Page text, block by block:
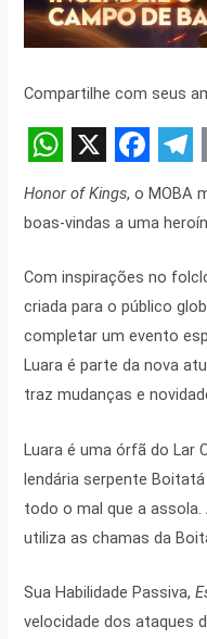
Compartilhe com seus
W
h
t
s
A
p
X F
a
e
b
o
o
T
e
e
g
r
a
Honor of Kings, o MOBA
boas-vindas a uma
Com inspirações no
criada para o público
completar um evento
Luara é parte da nova
traz mudanças e
Luara é uma órfã do Lar
lendária serpente
todo o mal que a
utiliza as chamas da
Sua Habilidade Passiva,
velocidade dos ataques